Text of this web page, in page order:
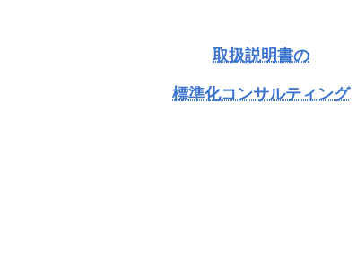
取扱説明書の
標準化コンサルティング